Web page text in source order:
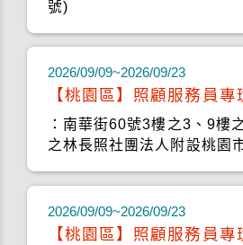
號)
2026/09/09~2026/09/23
【桃園區】照顧服務員專
：南華街60號3樓之3、9樓
之林長照社團法人附設桃園
2026/09/09~2026/09/23
【桃園區】照顧服務員專